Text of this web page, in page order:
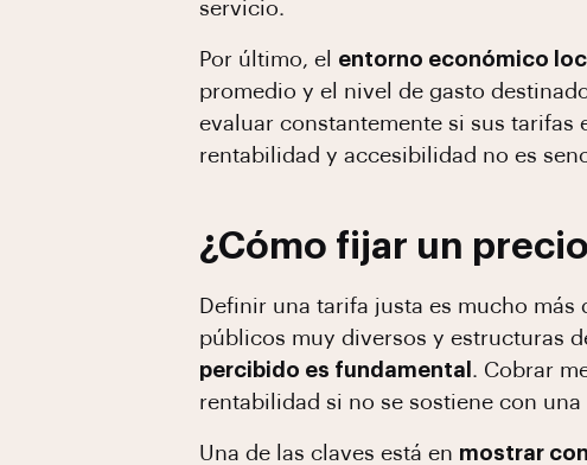
servicio.
Por último, el entorno económico
promedio y el nivel de gasto
evaluar constantemente si sus tarifas
rentabilidad y accesibilidad no es
¿Cómo fijar un
Definir una tarifa justa es mucho
públicos muy diversos y estructuras
percibido es fundamental . Cobrar
rentabilidad si no se sostiene con
Una de las claves está en mostrar